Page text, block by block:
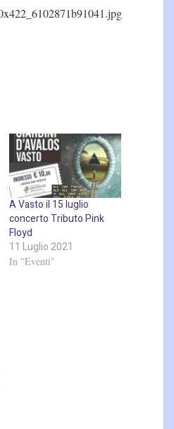
A Vasto il 15 luglio
concerto Tributo Pink
Floyd
11 Luglio 2021
In "Eventi"